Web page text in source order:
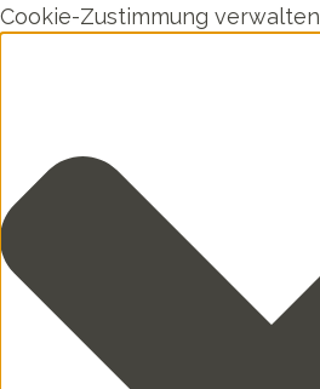
Cookie-Zustimmung verwalten